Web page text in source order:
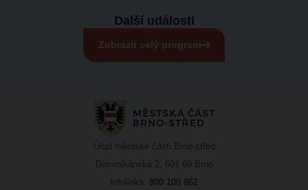
Další události
Zobrazit celý program
Úřad městské části Brno-střed
Dominikánská 2, 601 69 Brno
Infolinka:
800 100 862